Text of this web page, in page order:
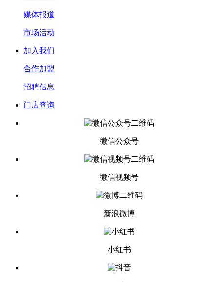
媒体报道
市场活动
加入我们
合作加盟
招聘信息
门店查询
微信公众号
微信视频号
新浪微博
小红书